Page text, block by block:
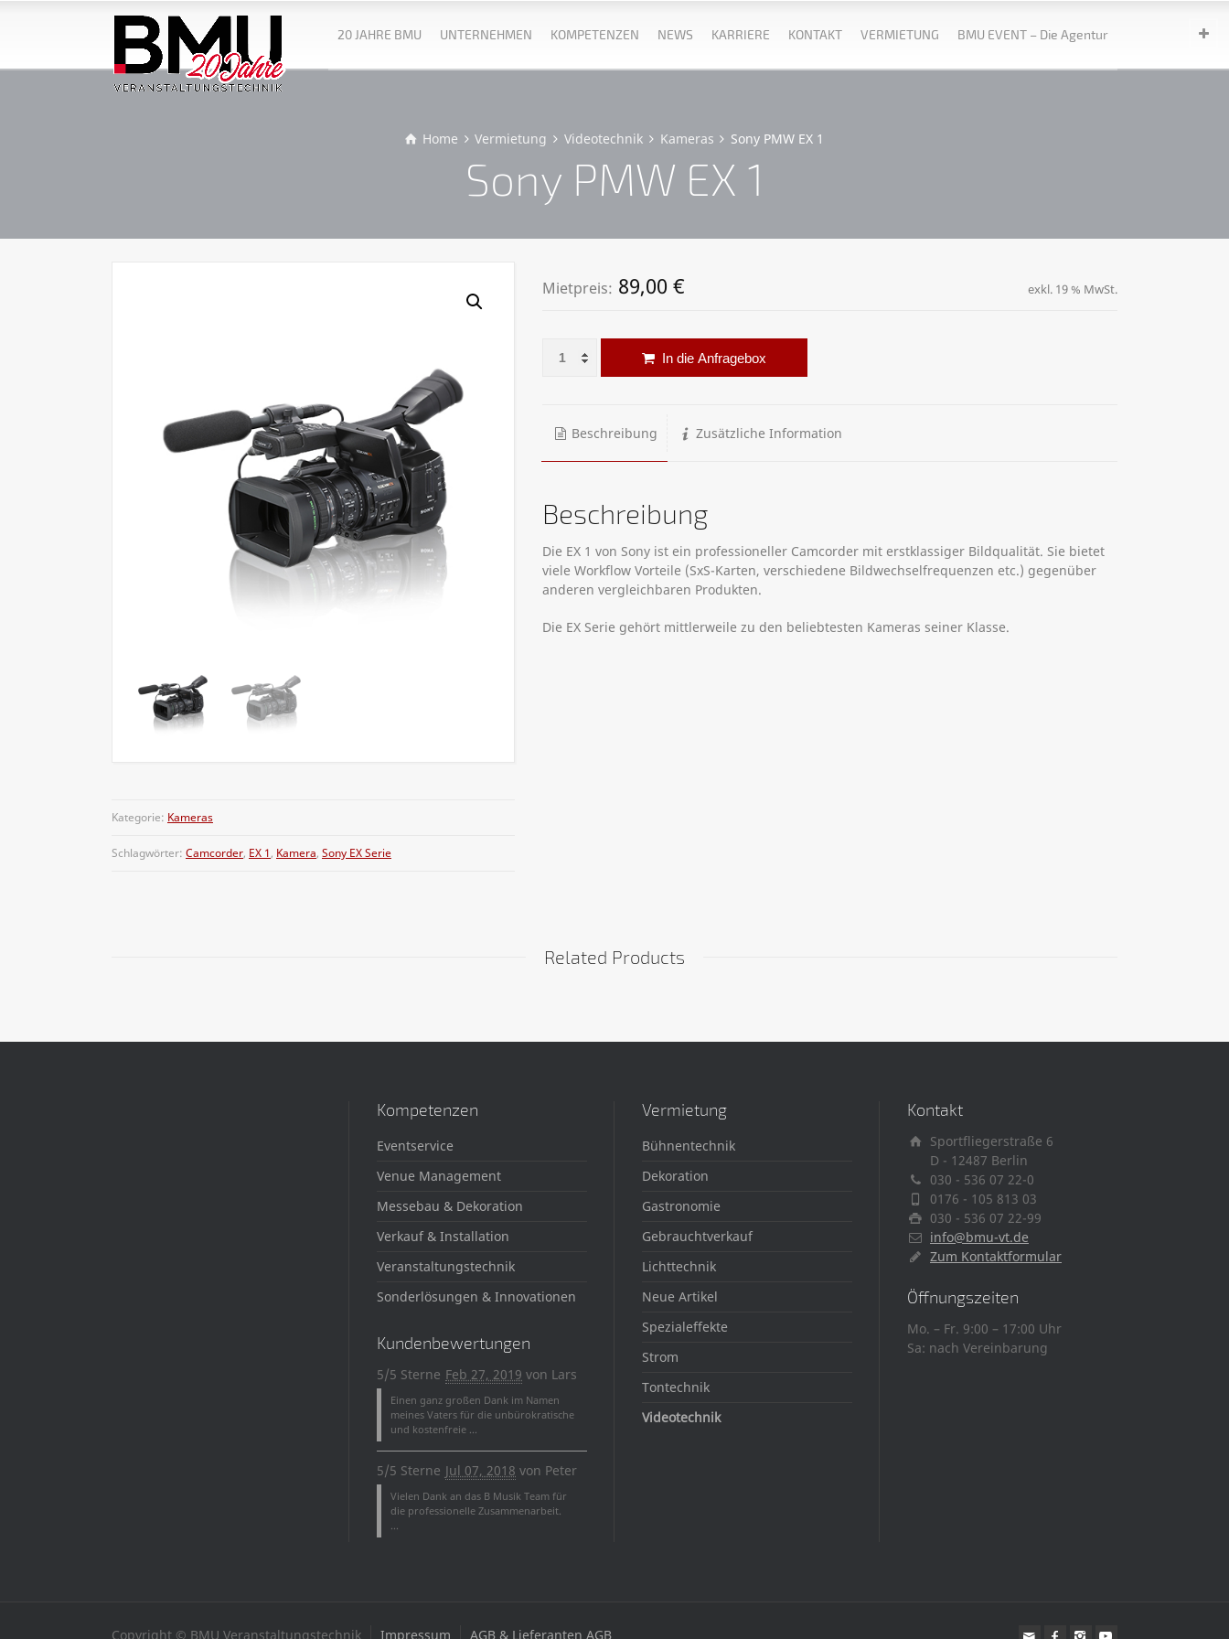
20 JAHRE BMU UNTERNEHMEN KOMPETENZEN NEWS KARRIERE KONTAKT VERMIETUNG BMU EVENT – Die Agentur
Home Vermietung Videotechnik Kameras Sony PMW EX 1
Sony PMW EX 1
Kategorie: Kameras
Schlagwörter: Camcorder, EX 1, Kamera, Sony EX Serie
Mietpreis: 89,00 € exkl. 19 % MwSt.
Sony PMW EX 1 MengeIn die Anfragebox
Beschreibung Zusätzliche Information
Beschreibung
Die EX 1 von Sony ist ein professioneller Camcorder mit erstklassiger Bildqualität. Sie bietet
viele Workflow Vorteile (SxS-Karten, verschiedene Bildwechselfrequenzen etc.) gegenüber
anderen vergleichbaren Produkten.
Die EX Serie gehört mittlerweile zu den beliebtesten Kameras seiner Klasse.
Related Products
Kompetenzen
Eventservice
Venue Management
Messebau & Dekoration
Verkauf & Installation
Veranstaltungstechnik
Sonderlösungen & Innovationen
Kundenbewertungen
5/5 Sterne Feb 27, 2019 von Lars
Einen ganz großen Dank im Namen
meines Vaters für die unbürokratische
und kostenfreie ...
5/5 Sterne Jul 07, 2018 von Peter
Vielen Dank an das B Musik Team für
die professionelle Zusammenarbeit.
...
Vermietung
Bühnentechnik
Dekoration
Gastronomie
Gebrauchtverkauf
Lichttechnik
Neue Artikel
Spezialeffekte
Strom
Tontechnik
Videotechnik
Kontakt
Sportfliegerstraße 6
D - 12487 Berlin
030 - 536 07 22-0
0176 - 105 813 03
030 - 536 07 22-99
info@bmu-vt.de
Zum Kontaktformular
Öffnungszeiten
Mo. – Fr. 9:00 – 17:00 Uhr
Sa: nach Vereinbarung
Copyright © BMU Veranstaltungstechnik Impressum AGB & Lieferanten AGB